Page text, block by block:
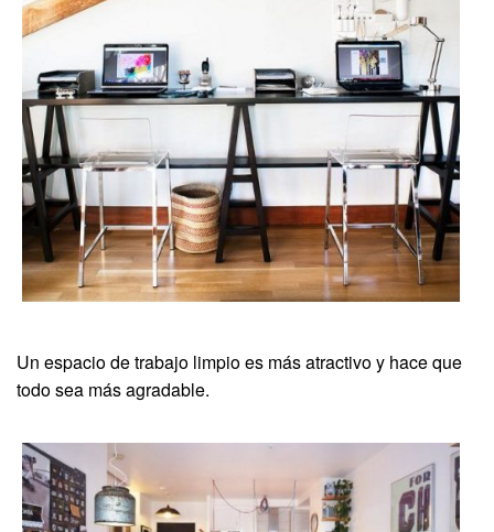
Un espacio de trabajo limpio es más atractivo y hace que
todo sea más agradable.